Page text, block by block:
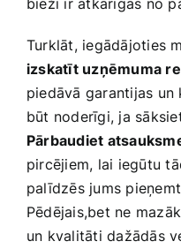
Turklāt, iegādājoties
izskatīt uzņēmuma
piedāvā garantijas
būt noderīgi, ja
Pārbaudiet
pircējiem, lai iegūtu
palīdzēs jums
Pēdējais,bet ne
un kvalitāti ​dažādās